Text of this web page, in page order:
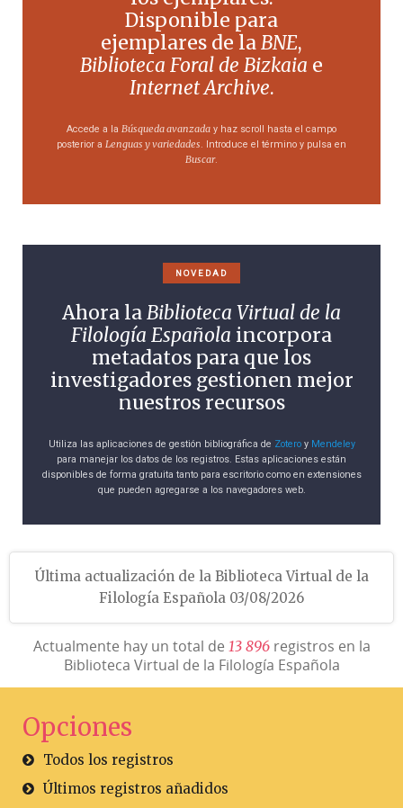
Disponible para
ejemplares de laBNE,
Biblioteca Foral de Bizkaia e
Internet Archive.
Accede a la Búsqueda avanzada y haz scroll hasta el campo
posterior a Lenguas y variedades. Introduce el término y pulsa en
Buscar.
NOVEDAD
Ahora laBiblioteca Virtual de la
Filología Española incorpora
metadatos para que los
investigadores gestionen mejor
nuestros recursos
Utiliza las aplicaciones de gestión bibliográfica de Zoteroy Mendeley
para manejar los datos de los registros. Estas aplicaciones están
disponibles de forma gratuita tanto para escritorio como en extensiones
que pueden agregarse a los navegadores web.
Última actualización de la Biblioteca Virtual de la
Filología Española 03/08/2026
Actualmente hay un total de 13 896registros en la
Biblioteca Virtual de la Filología Española
Opciones
Todos los registros
Últimos registros añadidos